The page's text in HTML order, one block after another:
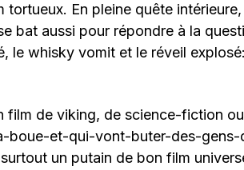
tortueux. En pleine quête
bat aussi pour répondre à la
le whisky vomit et le réveil
film de viking, de science-fiction
boue-et-qui-vont-buter-des-
un putain de bon film